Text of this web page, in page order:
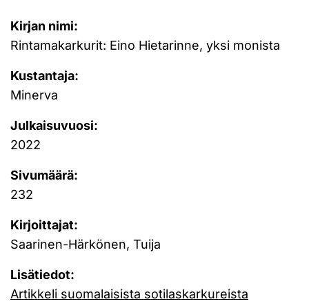
Kirjan nimi:
Rintamakarkurit: Eino Hietarinne, yksi monista
Kustantaja:
Minerva
Julkaisuvuosi:
2022
Sivumäärä:
232
Kirjoittajat:
Saarinen-Härkönen, Tuija
Lisätiedot:
Artikkeli suomalaisista sotilaskarkureista